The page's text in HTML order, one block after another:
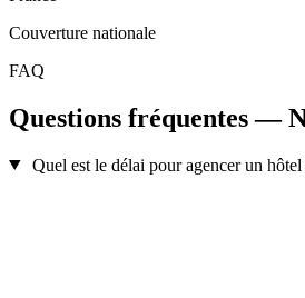
Couverture nationale
FAQ
Questions fréquentes —
Quel est le délai pour agencer un